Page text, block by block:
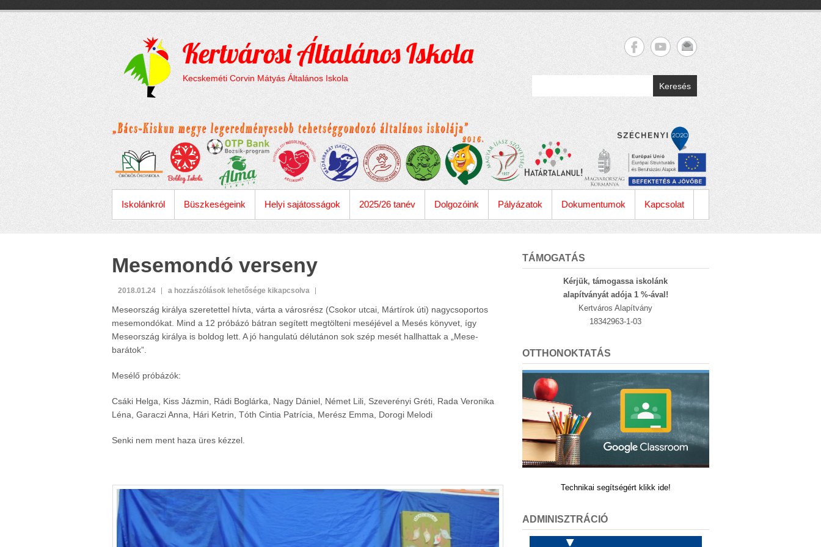
content
Kertvárosi Általános Iskola
Kecskeméti Corvin Mátyás Általános Iskola
Keresés
ELSŐDLEGES MENÜ
Iskolánkról Büszkeségeink Helyi sajátosságok 2025/26 tanév Dolgozóink Pályázatok Dokumentumok Kapcsolat
Mesemondó verseny
2018.01.24
Mesemondó
bejegyzéshez
a hozzászólások lehetősége kikapcsolva
Meseország királya szeretettel hívta, várta a városrész (Csokor utcai, Mártírok úti) nagycsoportos
mesemondókat. Mind a 12 próbázó bátran segített megtölteni meséjével a Mesés könyvet, így
Meseország királya is boldog lett. A jó hangulatú délutánon sok szép mesét hallhattak a „Mese-
barátok”.
Mesélő próbázók:
Csáki Helga, Kiss Jázmin, Rádi Boglárka, Nagy Dániel, Német Lili, Szeverényi Gréti, Rada Veronika
Léna, Garaczi Anna, Hári Ketrin, Tóth Cintia Patrícia, Merész Emma, Dorogi Melodi
Senki nem ment haza üres kézzel.
TÁMOGATÁS
Kérjük, támogassa iskolánk
alapítványát adója 1 %-ával!
Kertváros Alapítvány
18342963-1-03
OTTHONOKTATÁS
Technikai segítségért klikk ide!
ADMINISZTRÁCIÓ